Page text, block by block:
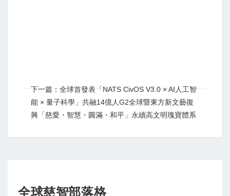
下一篇：全球首發表「NATS CivOS V3.0 × AI人工智
能 × 量子科學」共融14億人G2全球暨東方新文藝復
興「慈愛・智慧・圓滿・和平」永續高文明瑰寶體系
全球慈智部落格